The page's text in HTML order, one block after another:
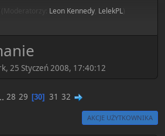
Leon Kennedy LelekPL
25 Styczeń 2008, 17:40:12
28 29 30 31 32
AKCJE UŻYTKOWNIKA